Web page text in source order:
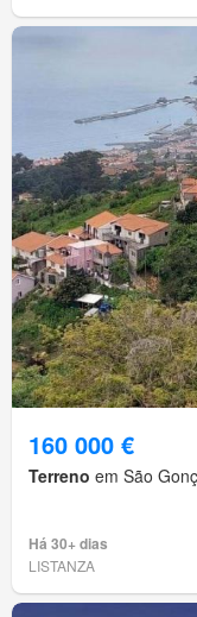
160 000 €
Terreno em São
Há 30+ dias
LISTANZA